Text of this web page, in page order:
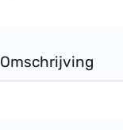
Omschrijving